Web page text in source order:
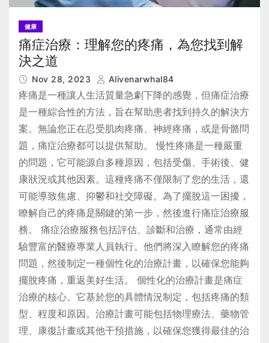
健康
痛症治療：理解您的疼痛，為您找到解
決之道
Nov 28, 2023 Alivenarwhal84
疼痛是一種讓人生活質量急劇下降的感覺，但痛症治療
是一種綜合性的方法，旨在幫助患者找到持久的解決方
案。無論您正在忍受肌肉疼痛、神經疼痛，或是骨骼問
題，痛症治療都可以提供幫助。 慢性疼痛是一種嚴重
的問題，它可能源自多種原因，包括受傷、手術後、健
康狀況或其他因素。這種疼痛不僅限制了您的生活，還
可能導致焦慮、抑鬱和社交障礙。為了擺脫這一困擾，
瞭解自己的疼痛是關鍵的第一步，然後進行痛症治療服
務。 痛症治療服務包括評估、診斷和治療，通常由經
驗豐富的醫療專業人員執行。他們將深入瞭解您的疼痛
問題，然後制定一種個性化的治療計畫，以確保您能夠
擺脫疼痛，重返美好生活。 個性化的治療計畫是痛症
治療的核心。它基於您的具體情況制定，包括疼痛的類
型、程度和原因。治療計畫可能包括物理療法、藥物管
理、康復計畫或其他干預措施，以確保您獲得最佳的治